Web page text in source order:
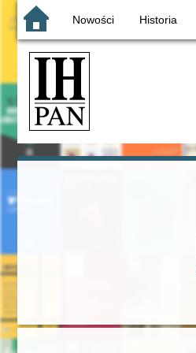
Nowości Historia